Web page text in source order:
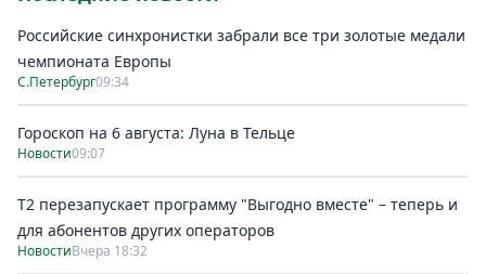
Российские синхронистки забрали все три золотые медали
чемпионата Европы
С.Петербург09:34
Гороскоп на 6 августа: Луна в Тельце
Новости09:07
Т2 перезапускает программу "Выгодно вместе" – теперь и
для абонентов других операторов
НовостиВчера 18:32